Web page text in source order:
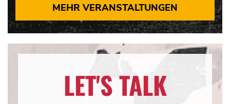
MEHR VERANSTALTUNGEN
LET'S TALK